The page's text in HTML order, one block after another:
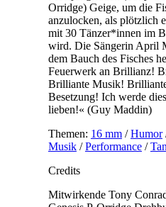
Orridge) Geige, um die
anzulocken, als plötzlich
mit 30 Tänzer*innen im
wird. Die Sängerin April
dem Bauch des Fisches
Feuerwerk an Brillianz!
Brilliante Musik!
Besetzung! Ich werde
lieben!« (Guy Maddin)
Themen: 16 mm/Humor
Musik/Performance/
Credits
Mitwirkende Tony